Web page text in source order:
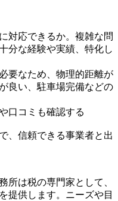
対応できるか。複雑な問
分な経験や実績、特化し
要なため、物理的距離が
良い、駐車場完備などの
口コミも確認する
、信頼できる事業者と出
所は税の専門家として、
提供します。ニーズや目